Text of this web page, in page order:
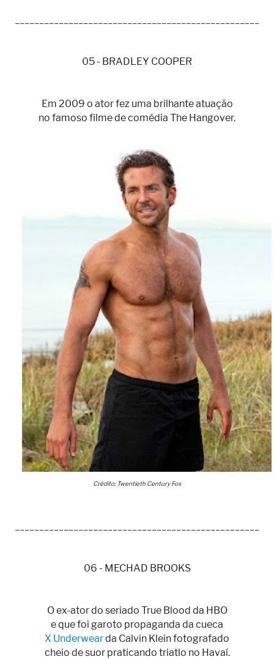
05 - BRADLEY COOPER
Em 2009 o ator fez uma brilhante atuação
no famoso filme de comédia The Hangover.
Crédito: Twentieth Century Fox
06 - MECHAD BROOKS
O ex-ator do seriado True Blood da HBO
e que foi garoto propaganda da cueca
X Underwearda Calvin Klein fotografado
cheio de suor praticando triatlo no Havaí.